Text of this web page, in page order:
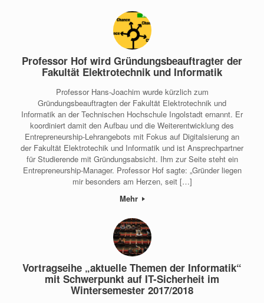
Professor Hof wird Gründungsbeauftragter der
Fakultät Elektrotechnik und Informatik
Professor Hans-Joachim wurde kürzlich zum
Gründungsbeauftragten der Fakultät Elektrotechnik und
Informatik an der Technischen Hochschule Ingolstadt ernannt. Er
koordiniert damit den Aufbau und die Weiterentwicklung des
Entrepreneurship-Lehrangebots mit Fokus auf Digitalsierung an
der Fakultät Elektrotechik und Informatik und ist Ansprechpartner
für Studierende mit Gründungsabsicht. Ihm zur Seite steht ein
Entrepreneurship-Manager. Professor Hof sagte: „Gründer liegen
mir besonders am Herzen, seit […]
Mehr
Vortragseihe „aktuelle Themen der Informatik“
mit Schwerpunkt auf IT-Sicherheit im
Wintersemester 2017/2018